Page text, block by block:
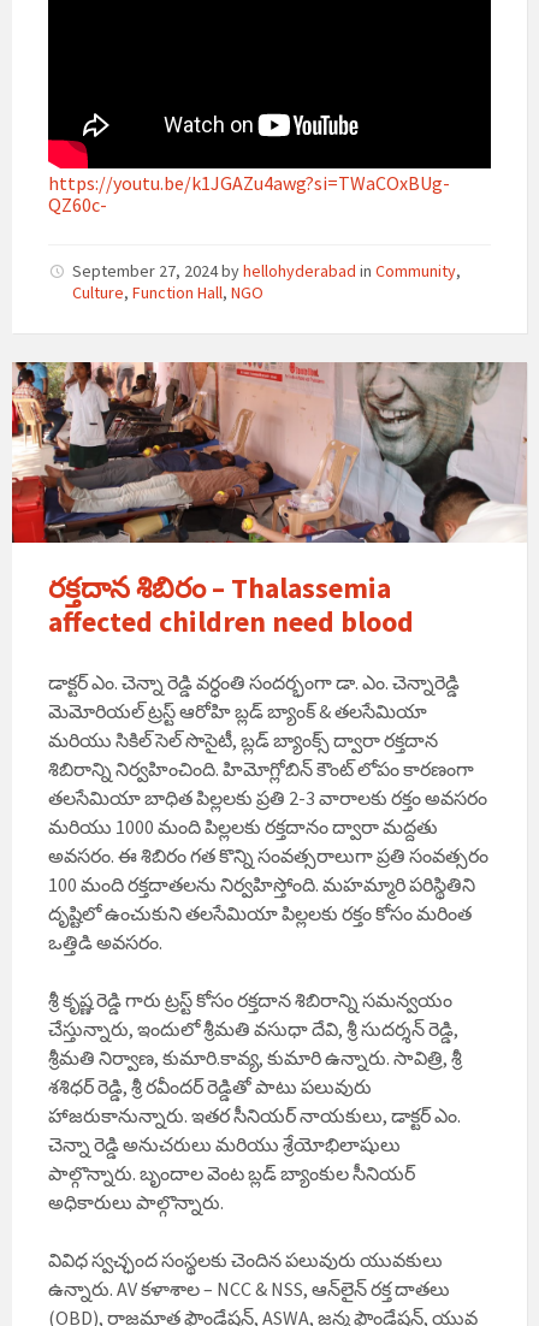
https://youtu.be/k1JGAZu4awg?si=TWaCOxBUg-
QZ60c-
September 27, 2024byhellohyderabad in Community,
Culture, Function Hall, NGO
రక్తదాన శిబిరం – Thalassemia
affected children need blood
డాక్టర్ ఎం. చెన్నా రెడ్డి వర్ధంతి సందర్భంగా డా. ఎం. చెన్నారెడ్డి
మెమోరియల్ ట్రస్ట్ ఆరోహి బ్లడ్ బ్యాంక్ & తలసేమియా
మరియు సికిల్ సెల్ సొసైటీ, బ్లడ్ బ్యాంక్స్ ద్వారా రక్తదాన
శిబిరాన్ని నిర్వహించింది. హిమోగ్లోబిన్ కౌంట్ లోపం కారణంగా
తలసేమియా బాధిత పిల్లలకు ప్రతి 2-3 వారాలకు రక్తం అవసరం
మరియు 1000 మంది పిల్లలకు రక్తదానం ద్వారా మద్దతు
అవసరం. ఈ శిబిరం గత కొన్ని సంవత్సరాలుగా ప్రతి సంవత్సరం
100 మంది రక్తదాతలను నిర్వహిస్తోంది. మహమ్మారి పరిస్థితిని
దృష్టిలో ఉంచుకుని తలసేమియా పిల్లలకు రక్తం కోసం మరింత
ఒత్తిడి అవసరం.
శ్రీ కృష్ణ రెడ్డి గారు ట్రస్ట్ కోసం రక్తదాన శిబిరాన్ని సమన్వయం
చేస్తున్నారు, ఇందులో శ్రీమతి వసుధా దేవి, శ్రీ సుదర్శన్ రెడ్డి,
శ్రీమతి నిర్వాణ, కుమారి.కావ్య, కుమారి ఉన్నారు. సావిత్రి, శ్రీ
శశిధర్ రెడ్డి, శ్రీ రవీందర్ రెడ్డితో పాటు పలువురు
హాజరుకానున్నారు. ఇతర సీనియర్ నాయకులు, డాక్టర్ ఎం.
చెన్నా రెడ్డి అనుచరులు మరియు శ్రేయోభిలాషులు
పాల్గొన్నారు. బృందాల వెంట బ్లడ్ బ్యాంకుల సీనియర్
అధికారులు పాల్గొన్నారు.
వివిధ స్వచ్ఛంద సంస్థలకు చెందిన పలువురు యువకులు
ఉన్నారు. AV కళాశాల – NCC & NSS, ఆన్‌లైన్ రక్త దాతలు
(OBD), రాజమాత ఫౌండేషన్, ASWA, జన్మ ఫౌండేషన్, యువ